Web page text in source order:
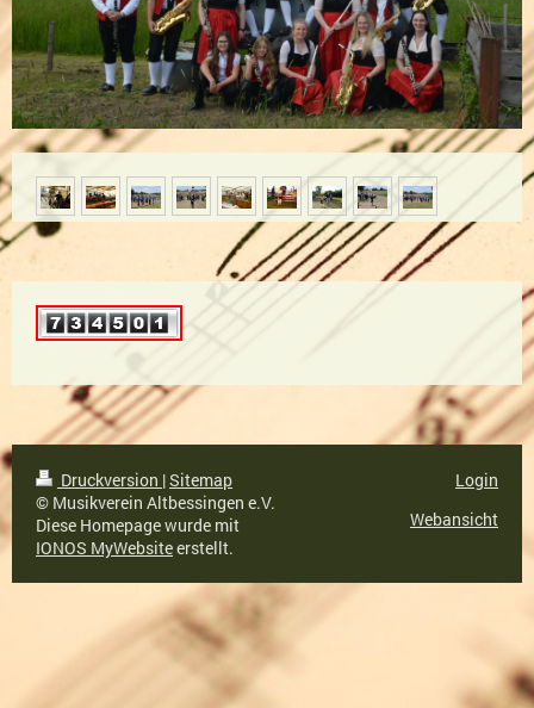
Druckversion |Sitemap
© Musikverein Altbessingen e.V.
Diese Homepage wurde mit
IONOS MyWebsiteerstellt.
Login
Webansicht